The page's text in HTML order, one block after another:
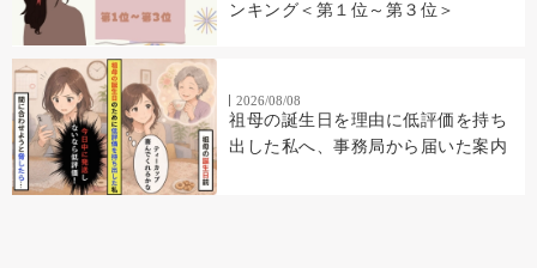
ンキング＜第１位～第３位＞
2026/08/08
祖母の誕生日を理由に低評価を持ち
出した私へ、事務局から届いた案内